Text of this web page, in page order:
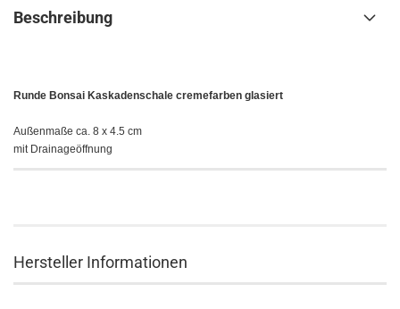
Beschreibung
Runde Bonsai Kaskadenschale cremefarben glasiert
Außenmaße ca. 8 x 4.5 cm
mit Drainageöffnung
Hersteller Informationen